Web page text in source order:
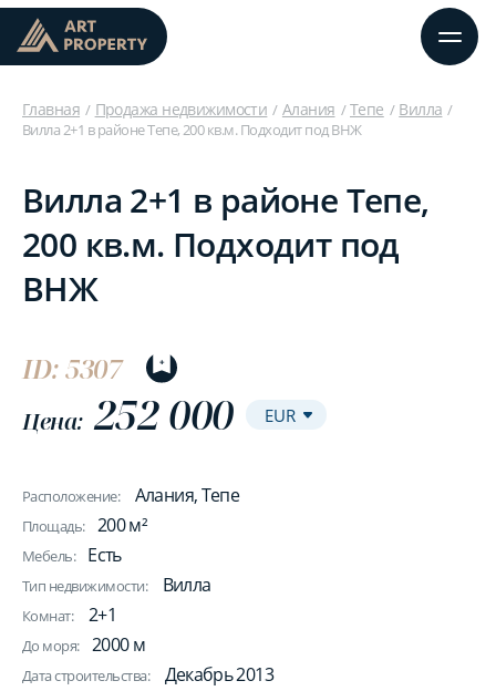
Главная Продажа недвижимости Алания Тепе Вилла
Вилла 2+1 в районе Тепе, 200 кв.м. Подходит под ВНЖ
Вилла 2+1 в районе Тепе,
200 кв.м. Подходит под
ВНЖ
ID: 5307
Цена: 252 000
Расположение: Алания, Тепе
Площадь: 200 м²
Мебель: Есть
Тип недвижимости: Вилла
Комнат: 2+1
До моря: 2000 м
Дата строительства: Декабрь 2013